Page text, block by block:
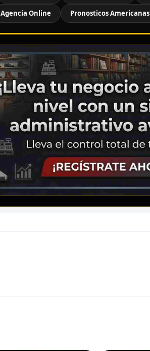
Agencia Online Pronosticos Americanas